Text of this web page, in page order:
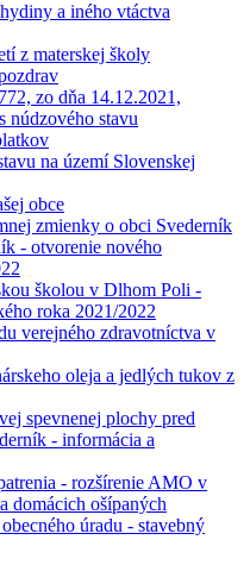
a iného vtáctva
z materskej školy
zo dňa 14.12.2021,
núdzového stavu
na území Slovenskej
obce
zmienky o obci Svederník
- otvorenie nového
školou v Dlhom Poli -
roka 2021/2022
verejného zdravotníctva v
oleja a jedlých tukov z
spevnenej plochy pred
- informácia a
- rozšírenie AMO v
domácich ošípaných
úradu - stavebný